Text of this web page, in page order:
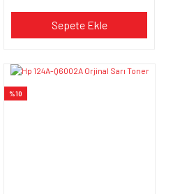
Sepete Ekle
%10